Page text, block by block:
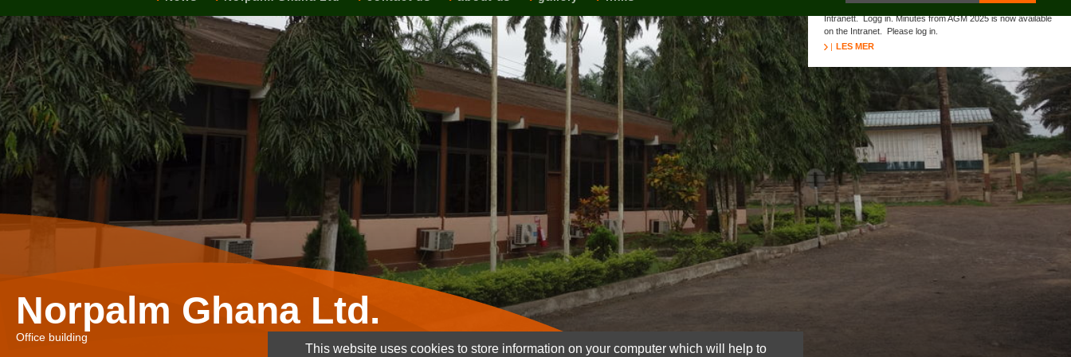
Protokoll fra generalforsamling 2025 er nå lagt ut på
Intranett. Logg in. Minutes from AGM 2025 is now available
on the Intranet. Please log in.
LES MER
Norpalm Ghana Ltd.
Office building
This website uses cookies to store information on your computer which will help to